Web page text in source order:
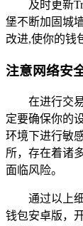
及时更新
堡不断加固城
改进,使你的钱
注意网络安
在进行交
定要确保你的
环境下进行敏
所，存在着诸
面临风险。
通过以上
钱包安卓版，